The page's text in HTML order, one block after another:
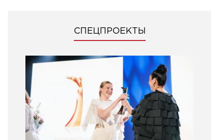
СПЕЦПРОЕКТЫ